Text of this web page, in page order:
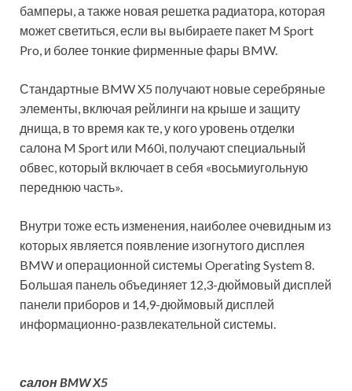
бамперы, а также новая решетка радиатора, которая
может светиться, если вы выбираете пакет M Sport
Pro, и более тонкие фирменные фары BMW.
Стандартные BMW X5 получают новые серебряные
элементы, включая рейлинги на крыше и защиту
днища, в то время как те, у кого уровень отделки
салона M Sport или M60i, получают специальный
обвес, который включает в себя «восьмиугольную
переднюю часть».
Внутри тоже есть изменения, наиболее очевидным из
которых является появление изогнутого дисплея
BMW и операционной системы Operating System 8.
Большая панель объединяет 12,3-дюймовый дисплей
панели приборов и 14,9-дюймовый дисплей
информационно-развлекательной системы.
салон BMW X5